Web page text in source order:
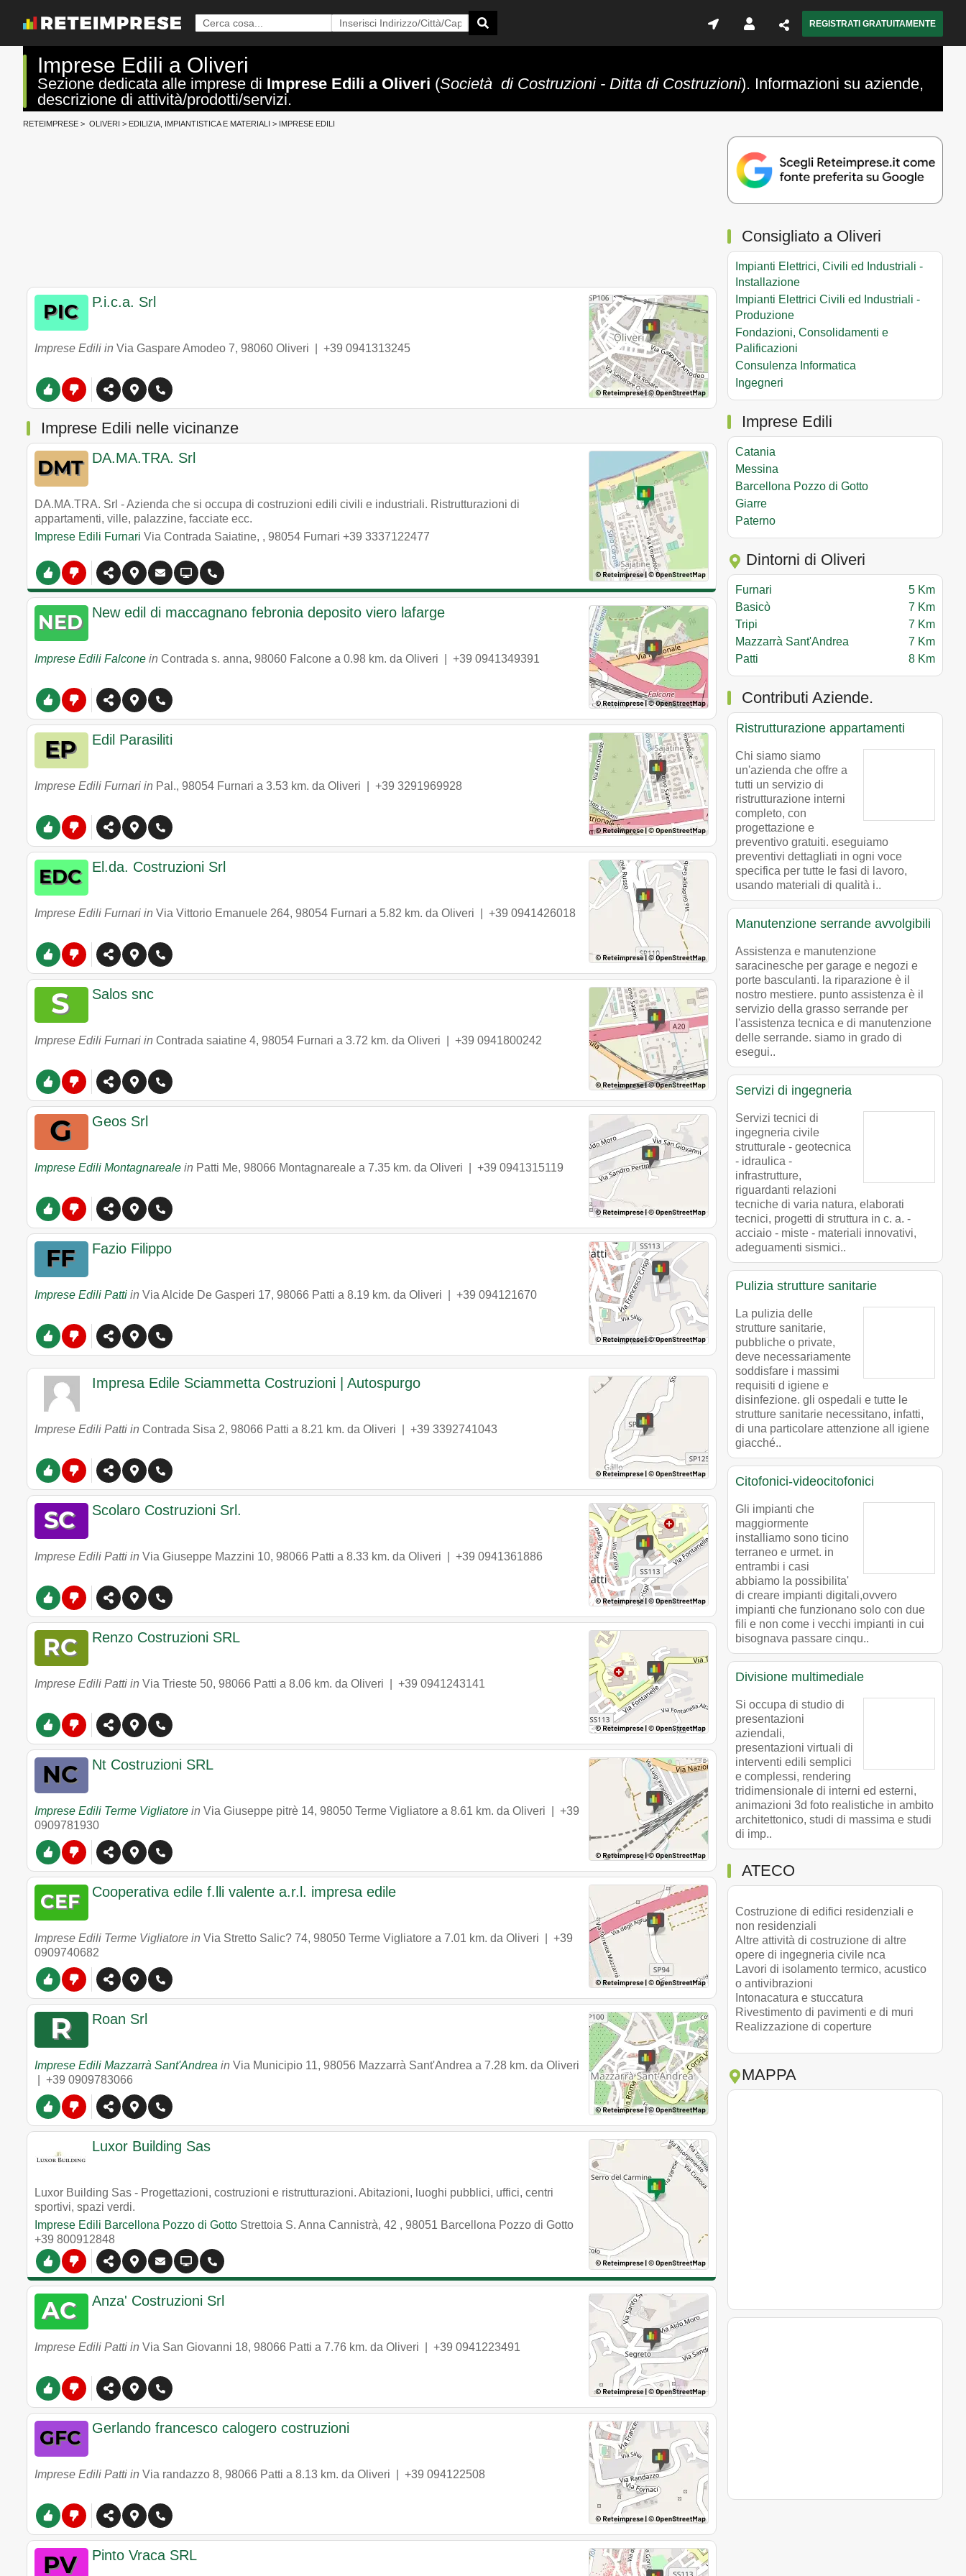
REGISTRATI GRATUITAMENTE
Imprese Edili a Oliveri
Sezione dedicata alle imprese di Imprese Edili a Oliveri (Società di Costruzioni - Ditta di Costruzioni). Informazioni su aziende,
descrizione di attività/prodotti/servizi.
RETEIMPRESE > OLIVERI > EDILIZIA, IMPIANTISTICA E MATERIALI > IMPRESE EDILI
P.i.c.a. Srl
Imprese Edili in Via Gaspare Amodeo 7, 98060 Oliveri +39 0941313245
Imprese Edili nelle vicinanze
DA.MA.TRA. Srl
DA.MA.TRA. Srl - Azienda che si occupa di costruzioni edili civili e industriali. Ristrutturazioni di
appartamenti, ville, palazzine, facciate ecc.
Imprese Edili Furnari Via Contrada Saiatine, , 98054 Furnari +39 3337122477
New edil di maccagnano febronia deposito viero lafarge
Imprese Edili Falcone in Contrada s. anna, 98060 Falcone a 0.98 km. da Oliveri | +39 0941349391
Edil Parasiliti
Imprese Edili Furnari in Pal., 98054 Furnari a 3.53 km. da Oliveri | +39 3291969928
El.da. Costruzioni Srl
Imprese Edili Furnari in Via Vittorio Emanuele 264, 98054 Furnari a 5.82 km. da Oliveri | +39 0941426018
Salos snc
Imprese Edili Furnari in Contrada saiatine 4, 98054 Furnari a 3.72 km. da Oliveri | +39 0941800242
Geos Srl
Imprese Edili Montagnareale in Patti Me, 98066 Montagnareale a 7.35 km. da Oliveri | +39 0941315119
Fazio Filippo
Imprese Edili Patti in Via Alcide De Gasperi 17, 98066 Patti a 8.19 km. da Oliveri | +39 094121670
Impresa Edile Sciammetta Costruzioni | Autospurgo
Imprese Edili Patti in Contrada Sisa 2, 98066 Patti a 8.21 km. da Oliveri | +39 3392741043
Scolaro Costruzioni Srl.
Imprese Edili Patti in Via Giuseppe Mazzini 10, 98066 Patti a 8.33 km. da Oliveri | +39 0941361886
Renzo Costruzioni SRL
Imprese Edili Patti in Via Trieste 50, 98066 Patti a 8.06 km. da Oliveri | +39 0941243141
Nt Costruzioni SRL
Imprese Edili Terme Vigliatore in Via Giuseppe pitrè 14, 98050 Terme Vigliatore a 8.61 km. da Oliveri | +39
0909781930
Cooperativa edile f.lli valente a.r.l. impresa edile
Imprese Edili Terme Vigliatore in Via Stretto Salic? 74, 98050 Terme Vigliatore a 7.01 km. da Oliveri | +39
0909740682
Roan Srl
Imprese Edili Mazzarrà Sant'Andrea in Via Municipio 11, 98056 Mazzarrà Sant'Andrea a 7.28 km. da Oliveri
+39 0909783066
Luxor Building Sas
Luxor Building Sas - Progettazioni, costruzioni e ristrutturazioni. Abitazioni, luoghi pubblici, uffici, centri
sportivi, spazi verdi.
Imprese Edili Barcellona Pozzo di Gotto Strettoia S. Anna Cannistrà, 42 , 98051 Barcellona Pozzo di Gotto
+39 800912848
Anza' Costruzioni Srl
Imprese Edili Patti in Via San Giovanni 18, 98066 Patti a 7.76 km. da Oliveri | +39 0941223491
Gerlando francesco calogero costruzioni
Imprese Edili Patti in Via randazzo 8, 98066 Patti a 8.13 km. da Oliveri | +39 094122508
Pinto Vraca SRL
Consigliato a Oliveri
Impianti Elettrici, Civili ed Industriali -
Installazione
Impianti Elettrici Civili ed Industriali -
Produzione
Fondazioni, Consolidamenti e
Palificazioni
Consulenza Informatica
Ingegneri
Imprese Edili
Catania
Messina
Barcellona Pozzo di Gotto
Giarre
Paterno
Dintorni di Oliveri
Furnari
5 Km
Basicò
7 Km
Tripi
7 Km
Mazzarrà Sant'Andrea
7 Km
Patti
8 Km
Contributi Aziende.
Ristrutturazione appartamenti
Chi siamo siamo
un'azienda che offre a
tutti un servizio di
ristrutturazione interni
completo, con
progettazione e
preventivo gratuiti. eseguiamo
preventivi dettagliati in ogni voce
specifica per tutte le fasi di lavoro,
usando materiali di qualità i..
Manutenzione serrande avvolgibili
Assistenza e manutenzione
saracinesche per garage e negozi e
porte basculanti. la riparazione è il
nostro mestiere. punto assistenza è il
servizio della grasso serrande per
l'assistenza tecnica e di manutenzione
delle serrande. siamo in grado di
esegui..
Servizi di ingegneria
Servizi tecnici di
ingegneria civile
strutturale - geotecnica
- idraulica -
infrastrutture,
riguardanti relazioni
tecniche di varia natura, elaborati
tecnici, progetti di struttura in c. a. -
acciaio - miste - materiali innovativi,
adeguamenti sismici..
Pulizia strutture sanitarie
La pulizia delle
strutture sanitarie,
pubbliche o private,
deve necessariamente
soddisfare i massimi
requisiti d igiene e
disinfezione. gli ospedali e tutte le
strutture sanitarie necessitano, infatti,
di una particolare attenzione all igiene
giacché..
Citofonici-videocitofonici
Gli impianti che
maggiormente
installiamo sono ticino
terraneo e urmet. in
entrambi i casi
abbiamo la possibilita'
di creare impianti digitali,ovvero
impianti che funzionano solo con due
fili e non come i vecchi impianti in cui
bisognava passare cinqu..
Divisione multimediale
Si occupa di studio di
presentazioni
aziendali,
presentazioni virtuali di
interventi edili semplici
e complessi, rendering
tridimensionale di interni ed esterni,
animazioni 3d foto realistiche in ambito
architettonico, studi di massima e studi
di imp..
ATECO
Costruzione di edifici residenziali e
non residenziali
Altre attività di costruzione di altre
opere di ingegneria civile nca
Lavori di isolamento termico, acustico
o antivibrazioni
Intonacatura e stuccatura
Rivestimento di pavimenti e di muri
Realizzazione di coperture
MAPPA